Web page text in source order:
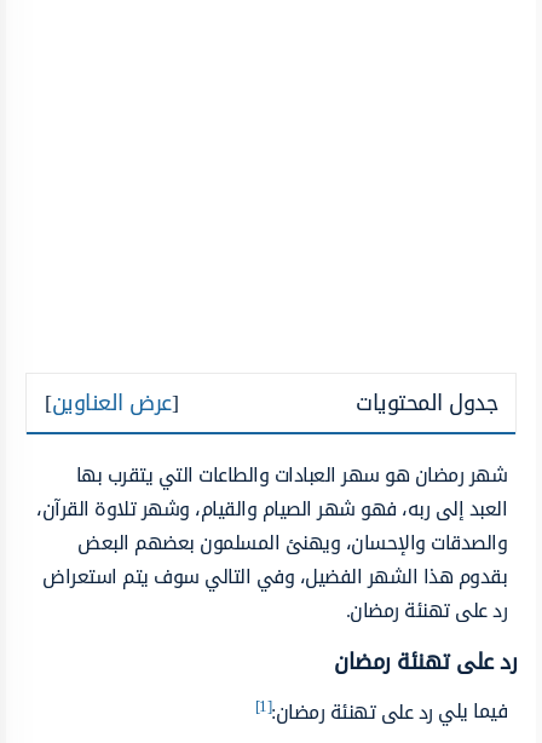
جدول المحتويات [عرض العناوين]
شهر رمضان هو سهر العبادات والطاعات التي يتقرب بها
العبد إلى ربه، فهو شهر الصيام والقيام، وشهر تلاوة القرآن،
والصدقات والإحسان، ويهنئ المسلمون بعضهم البعض
بقدوم هذا الشهر الفضيل، وفي التالي سوف يتم استعراض
رد على تهنئة رمضان.
رد على تهنئة رمضان
فيما يليرد على تهنئة رمضان:[1]